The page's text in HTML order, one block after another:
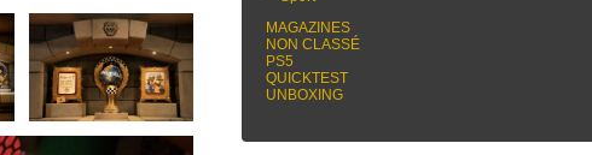
MAGAZINES
NON CLASSÉ
PS5
QUICKTEST
UNBOXING